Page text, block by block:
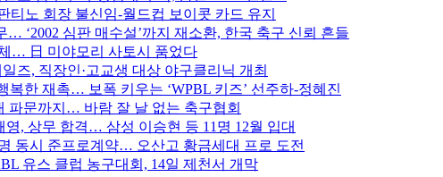
티노 회장 불신임-월드컵 보이콧 카드 유지
… ‘2002 심판 매수설’까지 재소환, 한국 축구 신뢰 흔들
… 日 미야모리 사토시 품었다
즈, 직장인·고교생 대상 야구클리닉 개최
복한 재촉… 보폭 키우는 ‘WPBL 키즈’ 선주하-정혜진
파문까지… 바람 잘 날 없는 축구협회
영, 상무 합격… 삼성 이승현 등 11명 12월 입대
동시 준프로계약… 오산고 황금세대 프로 도전
유스 클럽 농구대회, 14일 제천서 개막